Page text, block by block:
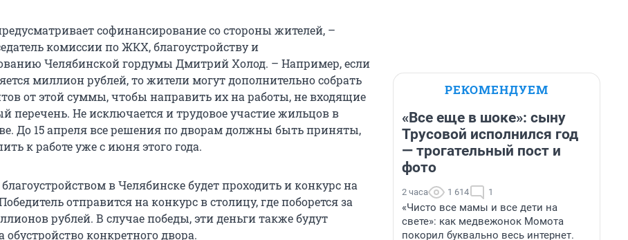
софинансирование со стороны жителей, –
комиссии по ЖКХ, благоустройству и
Челябинской гордумы Дмитрий Холод. – Например, если
миллион рублей, то жители могут дополнительно собрать
от этой суммы, чтобы направить их на работы, не входящие
перечень. Не исключается и трудовое участие жильцов в
До 15 апреля все решения по дворам должны быть приняты,
к работе уже с июня этого года.
в Челябинске будет проходить и конкурс на
отправится на конкурс в столицу, где поборется за
рублей. В случае победы, эти деньги также будут
конкретного двора.
РЕКОМЕНДУЕМ
«Все еще в шоке»: сыну
Трусовой исполнился год
— трогательный пост и
фото
2 часа 1 614 1
«Чисто все мамы и все дети на
свете»: как медвежонок Момота
покорил буквально весь интернет.